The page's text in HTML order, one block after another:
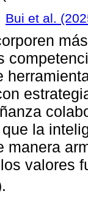
Bui et al.
la
manera
valores